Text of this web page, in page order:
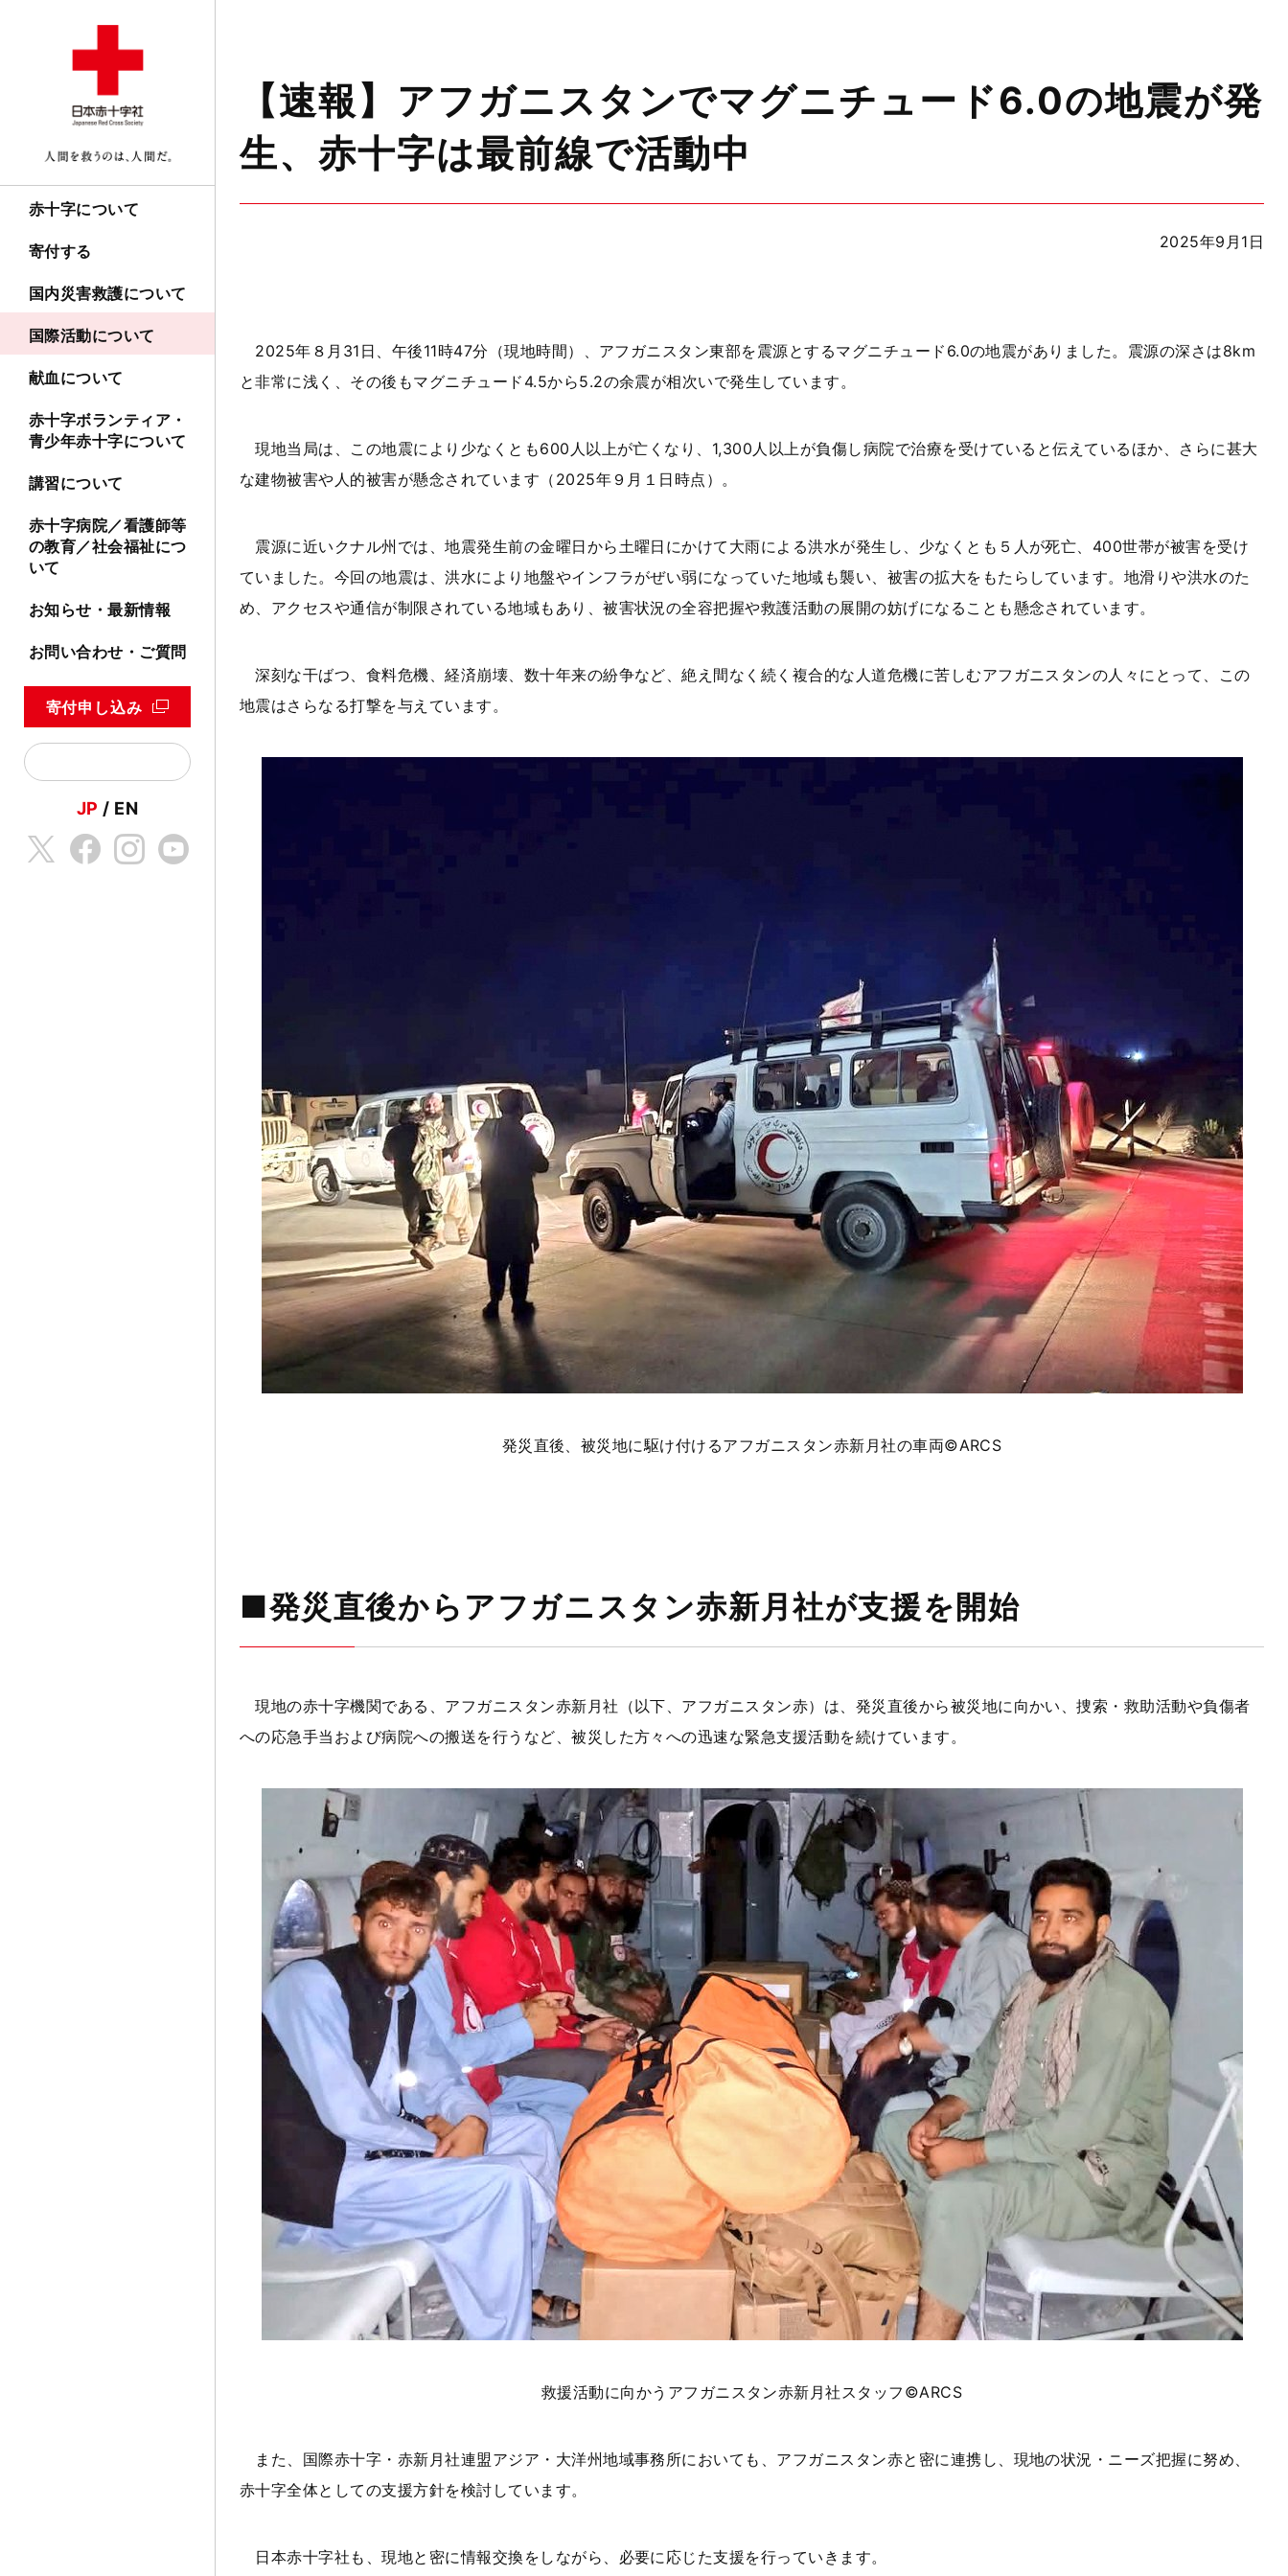
赤十字について
寄付する
国内災害救護について
国際活動について
献血について
赤十字ボランティア・
青少年赤十字について
講習について
赤十字病院／看護師等
の教育／社会福祉につ
いて
お知らせ・最新情報
お問い合わせ・ご質問
寄付申し込み
JP EN
【速報】アフガニスタンでマグニチュード6.0の地震が発
生、赤十字は最前線で活動中
2025年9月1日
2025年８月 31 日、午後11時47分（現地時間）、アフガニスタン東部を震源とするマグニチュード 6.0の地震がありました。震源の深さは8km
と非常に浅く、その後もマグニチュード 4.5から5.2の余震が相次いで発生しています。
現地当局は、この地震により少なくとも600 人以上が亡くなり、 1,300人以上が負傷し病院で治療を受けていると伝えているほか、さらに甚大
な建物被害や人的被害が懸念されています（ 2025年９月１日時点）。
震源に近いクナル州では、地震発生前の金曜日から土曜日にかけて大雨による洪水が発生し、少なくとも５人が死亡、 400世帯が被害を受け
ていました。今回の地震は、洪水により地盤やインフラがぜい弱になっていた地域も襲い、被害の拡大をもたらしています。地滑りや洪水のた
め、アクセスや通信が制限されている地域もあり、被害状況の全容把握や救護活動の展開の妨げになることも懸念されています。
深刻な干ばつ、食料危機、経済崩壊、数十年来の紛争など、絶え間なく続く複合的な人道危機に苦しむアフガニスタンの人々にとって、この
地震はさらなる打撃を与えています。
発災直後、被災地に駆け付けるアフガニスタン赤新月社の車両©ARCS
■発災直後からアフガニスタン赤新月社が支援を開始
現地の赤十字機関である、アフガニスタン赤新月社（以下、アフガニスタン赤）は、発災直後から被災地に向かい、捜索・救助活動や負傷者
への応急手当および病院への搬送を行うなど、被災した方々への迅速な緊急支援活動を続けています。
救援活動に向かうアフガニスタン赤新月社スタッフ©ARCS
また、国際赤十字・赤新月社連盟アジア・大洋州地域事務所においても、アフガニスタン赤と密に連携し、現地の状況・ニーズ把握に努め、
赤十字全体としての支援方針を検討しています。
日本赤十字社も、現地と密に情報交換をしながら、必要に応じた支援を行っていきます。